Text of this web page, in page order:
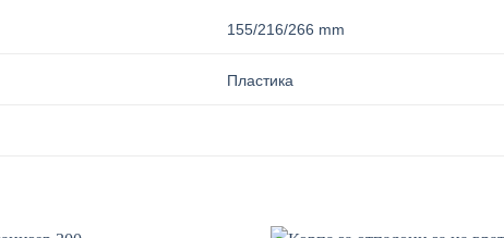
155/216/266 mm
Пластика